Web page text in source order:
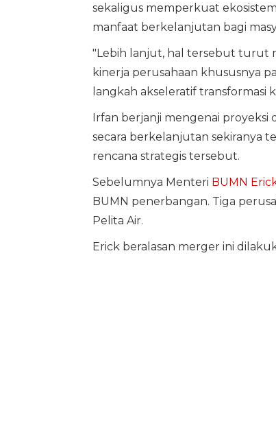
sekaligus memperkuat
manfaat berkelanjutan bagi
"Lebih lanjut, hal tersebut turut
kinerja perusahaan khususnya
langkah akseleratif transformasi
Irfan berjanji mengenai proyeksi
secara berkelanjutan sekiranya
rencana strategis tersebut.
Sebelumnya Menteri BUMN
BUMN penerbangan. Tiga
Pelita Air.
Erick beralasan merger ini